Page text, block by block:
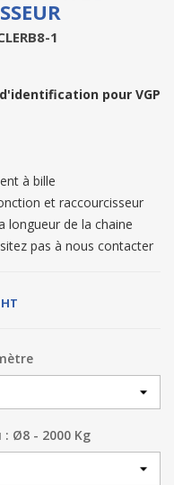
1
pour VGP
à bille
et raccourcisseur
longueur de la chaine
pas à nous contacter
HT
Ø8 - 2000 Kg